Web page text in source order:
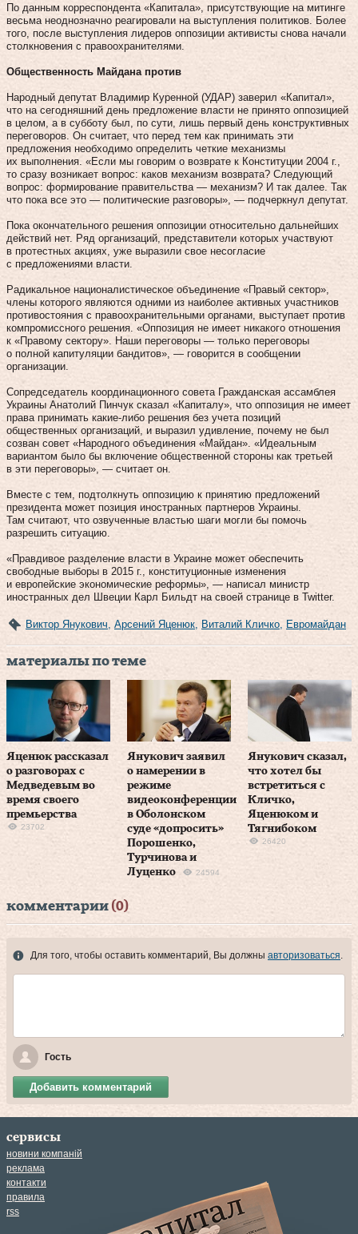
По данным корреспондента «Капитала», присутствующие на митинге
весьма неоднозначно реагировали на выступления политиков. Более
того, после выступления лидеров оппозиции активисты снова начали
столкновения с правоохранителями.
Общественноcть Майдана против
Народный депутат Владимир Куренной (УДАР) заверил «Капитал»,
что на сегодняшний день предложение власти не принято оппозицией
в целом, а в субботу был, по сути, лишь первый день конструктивных
переговоров. Он считает, что перед тем как принимать эти
предложения необходимо определить четкие механизмы
их выполнения. «Если мы говорим о возврате к Конституции 2004 г.,
то сразу возникает вопрос: каков механизм возврата? Следующий
вопрос: формирование правительства — механизм? И так далее. Так
что пока все это — политические разговоры», — подчеркнул депутат.
Пока окончательного решения оппозиции относительно дальнейших
действий нет. Ряд организаций, представители которых участвуют
в протестных акциях, уже выразили свое несогласие
с предложениями власти.
Радикальное националистическое объединение «Правый сектор»,
члены которого являются одними из наиболее активных участников
противостояния с правоохранительными органами, выступает против
компромиссного решения. «Оппозиция не имеет никакого отношения
к «Правому сектору». Наши переговоры — только переговоры
о полной капитуляции бандитов», — говорится в сообщении
организации.
Сопредседатель координационного совета Гражданская ассамблея
Украины Анатолий Пинчук сказал «Капиталу», что оппозиция не имеет
права принимать какие‑либо решения без учета позиций
общественных организаций, и выразил удивление, почему не был
созван совет «Народного объединения «Майдан». «Идеальным
вариантом было бы включение общественной стороны как третьей
в эти переговоры», — считает он.
Вместе с тем, подтолкнуть оппозицию к принятию предложений
президента может позиция иностранных партнеров Украины.
Там считают, что озвученные властью шаги могли бы помочь
разрешить ситуацию.
«Правдивое разделение власти в Украине может обеспечить
свободные выборы в 2015 г., конституционные изменения
и европейские экономические реформы», — написал министр
иностранных дел Швеции Карл Бильдт на своей странице в Twitter.
Виктор Янукович Арсений Яценюк Виталий Кличко Евромайдан
материалы по теме
Яценюк рассказал
о разговорах с
Медведевым во
время своего
премьерства
23702
Янукович заявил
о намерении в
режиме
видеоконференции
в Оболонском
суде «допросить»
Порошенко,
Турчинова и
Луценко
24594
Янукович сказал,
что хотел бы
встретиться с
Кличко,
Яценюком и
Тягнибоком
26420
комментарии (0)
Для того, чтобы оставить комментарий, Вы должны авторизоваться.
Гость
Добавить комментарий
сервисы
новини компаній
реклама
контакти
правила
rss